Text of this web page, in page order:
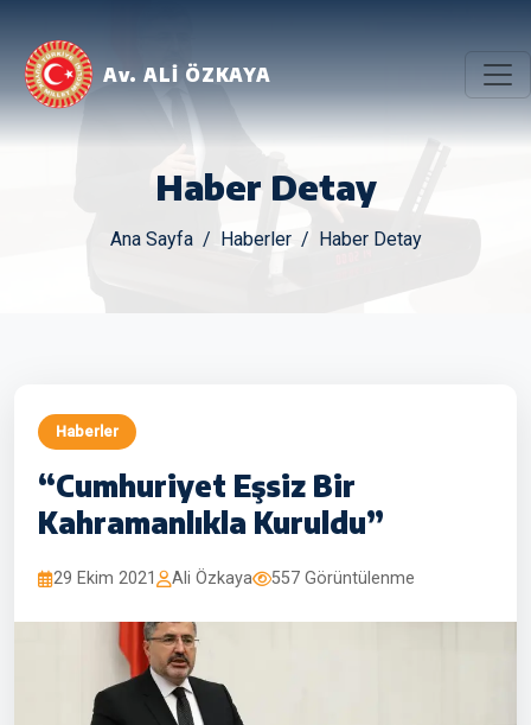
Av. ALİ ÖZKAYA
Haber Detay
Ana Sayfa Haberler Haber Detay
Haberler
“Cumhuriyet Eşsiz Bir
Kahramanlıkla Kuruldu”
29 Ekim 2021 Ali Özkaya 557 Görüntülenme